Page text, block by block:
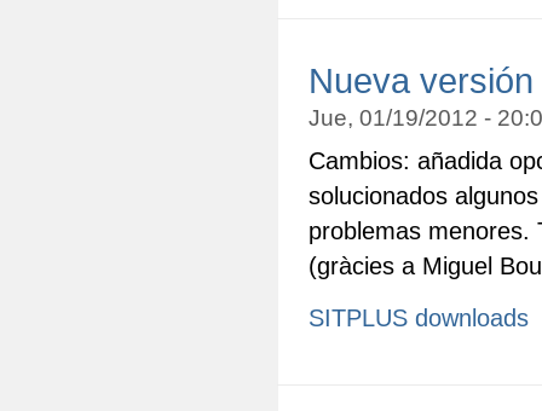
Nueva
Jue, 01/19/2012 -
Cambios: añadida
solucionados
problemas menores.
(gràcies a Miguel
SITPLUS downloads